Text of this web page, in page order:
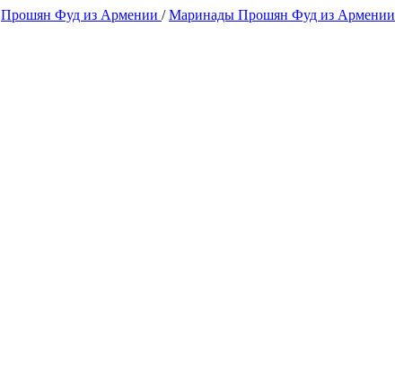
Прошян Фуд из Армении /Маринады Прошян Фуд из Армении